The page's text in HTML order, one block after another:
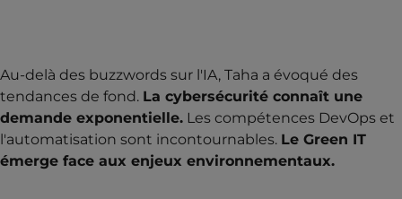
Au-delà des buzzwords sur l'IA, Taha a évoqué des
tendances de fond. La cybersécurité connaît une
demande exponentielle. Les compétences DevOps et
l'automatisation sont incontournables. Le Green IT
émerge face aux enjeux environnementaux.